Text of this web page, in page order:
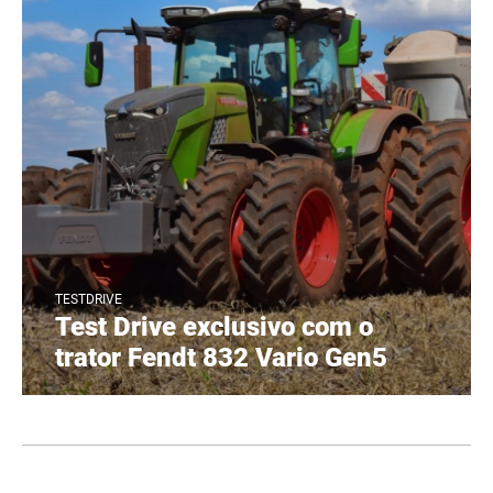
TESTDRIVE
Test Drive exclusivo com o
trator Fendt 832 Vario Gen5